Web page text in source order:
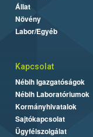
Állat
Növény
Labor/Egyéb
Kapcsolat
Nébih Igazgatóságok
Nébih Laboratóriumok
Kormányhivatalok
Sajtókapcsolat
Ügyfélszolgálat